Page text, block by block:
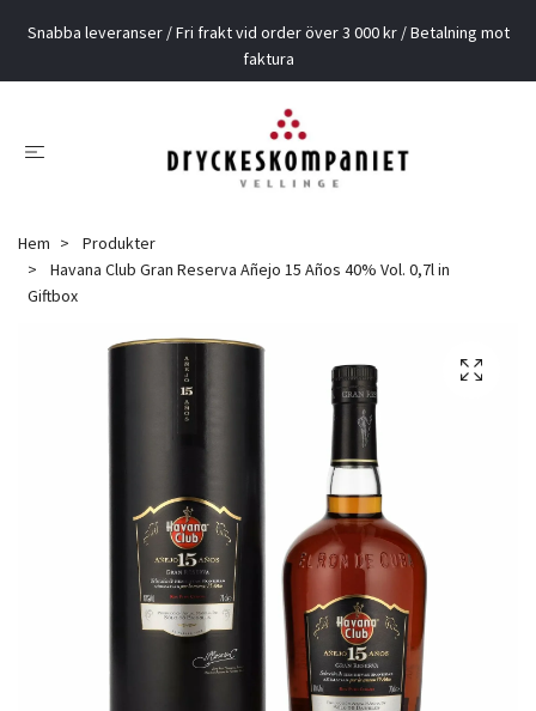
Snabba leveranser / Fri frakt vid order över 3 000 kr / Betalning mot
faktura
Hem
Produkter
Havana Club Gran Reserva Añejo 15 Años 40% Vol. 0,7l in
Giftbox